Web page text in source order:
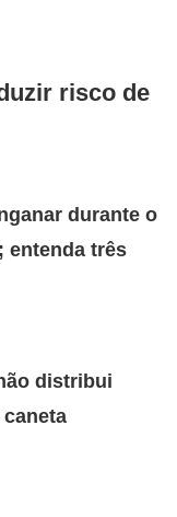
risco de
durante o
entenda três
distribui